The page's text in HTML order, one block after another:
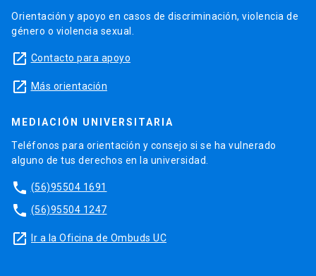
Orientación y apoyo en casos de discriminación, violencia de
género o violencia sexual.
launch Contacto para apoyo
launch Más orientación
MEDIACIÓN UNIVERSITARIA
Teléfonos para orientación y consejo si se ha vulnerado
alguno de tus derechos en la universidad.
phone (56)95504 1691
phone (56)95504 1247
launch Ir a la Oficina de Ombuds UC